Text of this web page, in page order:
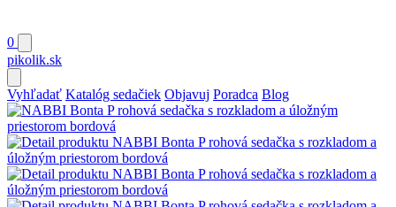
0
pikolik.sk
Vyhľadať Katalóg sedačiek Objavuj Poradca Blog